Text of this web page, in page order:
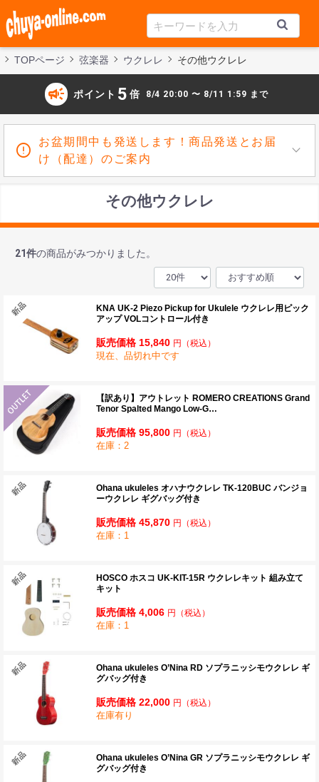
TOPページ 弦楽器 ウクレレ その他ウクレレ
campaign ポイント 5 倍 8/4 20:00 〜 8/11 1:59 まで
お盆期間中も発送します！商品発送とお届
け（配達）のご案内
その他ウクレレ
21件の商品がみつかりました。
KNA UK-2 Piezo Pickup for Ukulele ウクレレ用ピック
アップ VOLコントロール付き
販売価格 15,840 円 （税込）
現在、品切れ中です
【訳あり】アウトレット ROMERO CREATIONS Grand
Tenor Spalted Mango Low-G…
販売価格 95,800 円 （税込）
在庫：2
Ohana ukuleles オハナウクレレ TK-120BUC バンジョ
ーウクレレ ギグバッグ付き
販売価格 45,870 円 （税込）
在庫：1
HOSCO ホスコ UK-KIT-15R ウクレレキット 組み立て
キット
販売価格 4,006 円 （税込）
在庫：1
Ohana ukuleles O’Nina RD ソプラニッシモウクレレ ギ
グバッグ付き
販売価格 22,000 円 （税込）
在庫有り
Ohana ukuleles O’Nina GR ソプラニッシモウクレレ ギ
グバッグ付き